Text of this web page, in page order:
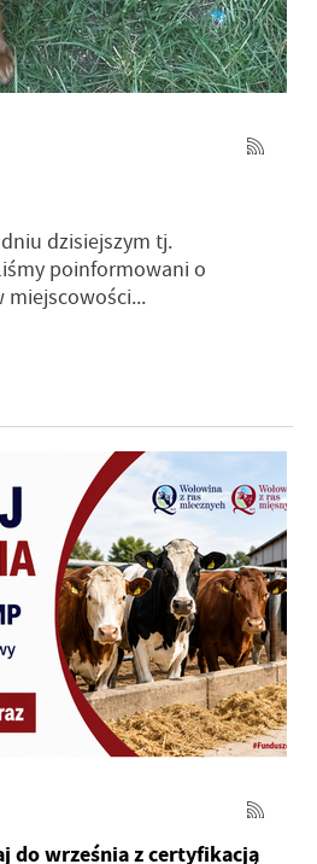
dzisiejszym tj.
poinformowani o
miejscowości...
do września z certyfikacją